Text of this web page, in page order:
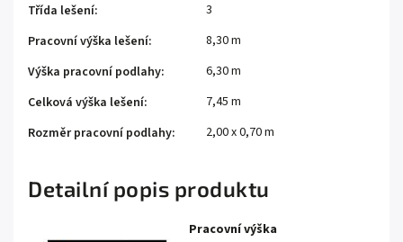
Detailní popis produktu
Pracovní výška
Třída lešení:
3
Pracovní výška lešení:
8,30 m
Výška pracovní podlahy:
6,30 m
Celková výška lešení:
7,45 m
Rozměr pracovní podlahy: 2,00 x 0,70 m